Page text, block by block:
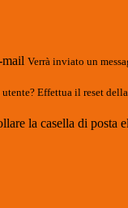
Verrà inviato un
Effettua il reset
la casella di posta